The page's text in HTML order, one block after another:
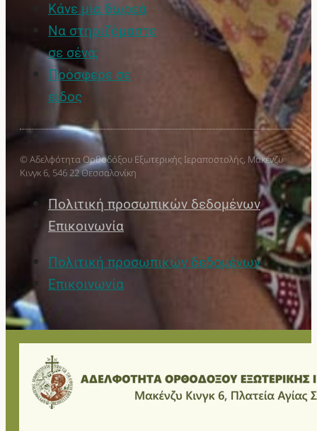
Κάνε μία δωρεά
Να στηριζόμαστε
σε σένα;
Πρόσφερε σε
είδος
© Αδελφότητα Ορθοδόξου Εξωτερικής Ιεραποστολής, Μακένζυ
Κινγκ 6, 546 22 Θεσσαλονίκη
Πολιτική προσωπικών δεδομένων
Επικοινωνία
Πολιτική προσωπικών δεδομένων
Επικοινωνία